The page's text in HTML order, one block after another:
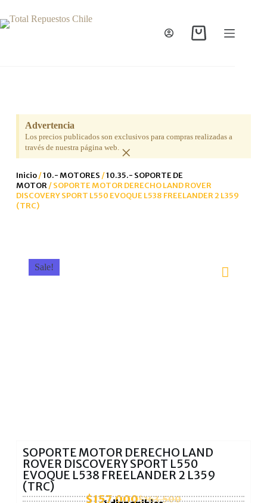
Advertencia
Los precios publicados son exclusivos para compras realizadas a
través de nuestra página web. ×
Inicio/10.- MOTORES /10.35.- SOPORTE DE
MOTOR/ SOPORTE MOTOR DERECHO LAND ROVER
DISCOVERY SPORT L550 EVOQUE L538 FREELANDER 2 L359
(TRC)
Sale!
SOPORTE MOTOR DERECHO LAND
ROVER DISCOVERY SPORT L550
EVOQUE L538 FREELANDER 2 L359
(TRC)
$163.500
$157.000